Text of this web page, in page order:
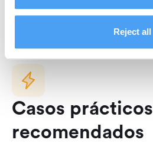
Reject all
Casos prácticos
recomendados